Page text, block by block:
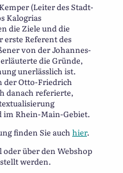
(Leiter des Stadt-
Kalogrias
die Ziele und die
erste Referent des
von der Johannes-
die Gründe,
unerlässlich ist.
der Otto-Friedrich
danach referierte,
im Rhein-Main-Gebiet.
finden Sie auchhier.
über den Webshop
werden.